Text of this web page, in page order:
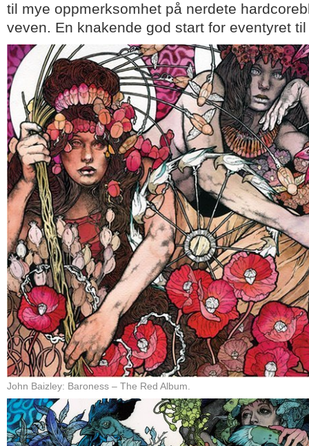
til mye oppmerksomhet på nerdete
veven. En knakende god start for eventyret
John Baizley: Baroness – The Red Album.